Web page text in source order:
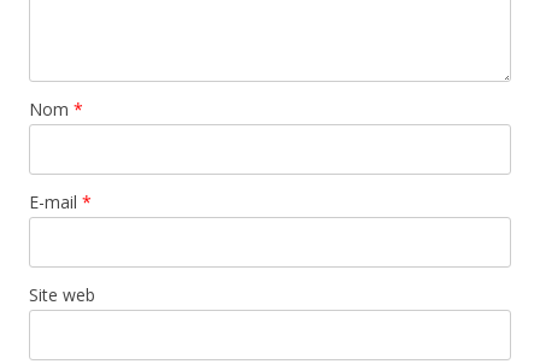
Nom *
E-mail *
Site web